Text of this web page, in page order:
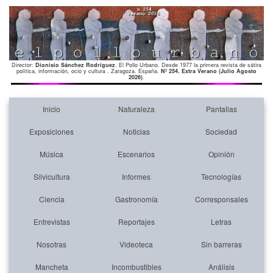
Director: Dionisio Sánchez Rodríguez. El Pollo Urbano. Desde 1977 la primera revista de sátira
política, información, ocio y cultura . Zaragoza. España. Nº 254. Extra Verano (Julio Agosto
2026).
Inicio Naturaleza Pantallas
Exposiciones Noticias Sociedad
Música Escenarios Opinión
Silvicultura Informes Tecnologías
Ciencia Gastronomía Corresponsales
Entrevistas Reportajes Letras
Nosotras Videoteca Sin barreras
Mancheta Incombustibles Análisis